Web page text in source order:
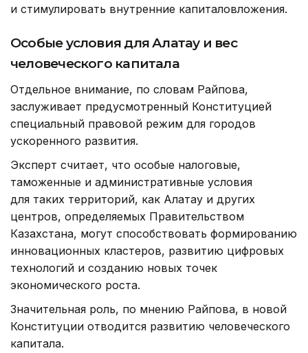
и стимулировать внутренние капиталовложения.
Особые условия для Алатау и вес
человеческого капитала
Отдельное внимание, по словам Райпова,
заслуживает предусмотренный Конституцией
специальный правовой режим для городов
ускоренного развития.
Эксперт считает, что особые налоговые,
таможенные и административные условия
для таких территорий, как Алатау и других
центров, определяемых Правительством
Казахстана, могут способствовать формированию
инновационных кластеров, развитию цифровых
технологий и созданию новых точек
экономического роста.
Значительная роль, по мнению Райпова, в новой
Конституции отводится развитию человеческого
капитала.